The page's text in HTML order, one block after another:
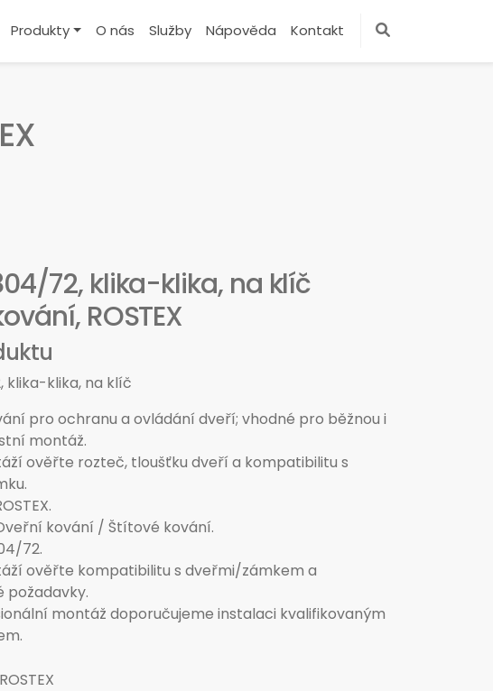
Produkty O nás Služby Nápověda Kontakt
72, klika-klika, na klíč
ROSTEX
klika-klika, na klíč
pro ochranu a ovládání dveří; vhodné pro běžnou i
montáž.
ověřte rozteč, tloušťku dveří a kompatibilitu s
kování / Štítové kování.
72.
ověřte kompatibilitu s dveřmi/zámkem a
požadavky.
montáž doporučujeme instalaci kvalifikovaným
ROSTEX